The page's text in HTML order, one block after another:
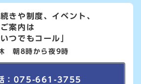
きや制度、イベント、
案内は
いつでもコール」
朝8時から夜9時
：075-661-3755